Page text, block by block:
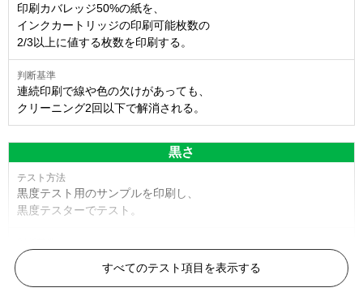
印刷カバレッジ50%の紙を、
インクカートリッジの印刷可能枚数の
2/3以上に値する枚数を印刷する。
連続印刷で線や色の欠けがあっても、
クリーニング2回以下で解消される。
黒さ
黒度テスト用のサンプルを印刷し、
黒度テスターでテスト。
黒度の技術基準に適合する。
すべてのテスト項目を表示する